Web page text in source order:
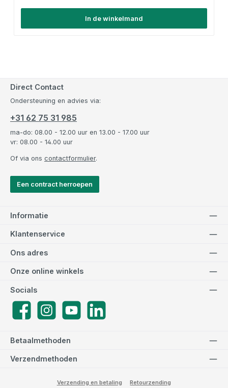
In de winkelmand
Direct Contact
Ondersteuning en advies via:
+31 62 75 31 985
ma-do: 08.00 - 12.00 uur en 13.00 - 17.00 uur
vr: 08.00 - 14.00 uur
Of via ons contactformulier.
Een contract herroepen
Informatie
Klantenservice
Betaalmethoden
Verzendmethoden
Ons adres
Socials
FacebookInstagramYouTube LinkedIn
Onze online winkels
Verzending en betaling Retourzending